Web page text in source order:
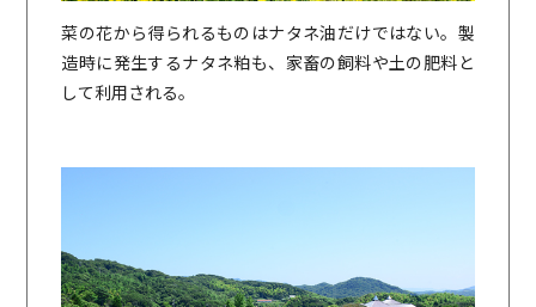
菜の花から得られるものはナタネ油だけではない。製
造時に発生するナタネ粕も、家畜の飼料や土の肥料と
して利用される。